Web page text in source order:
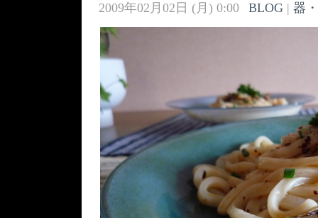
2009年02月02日 (月) 0:00 BLOG| 器